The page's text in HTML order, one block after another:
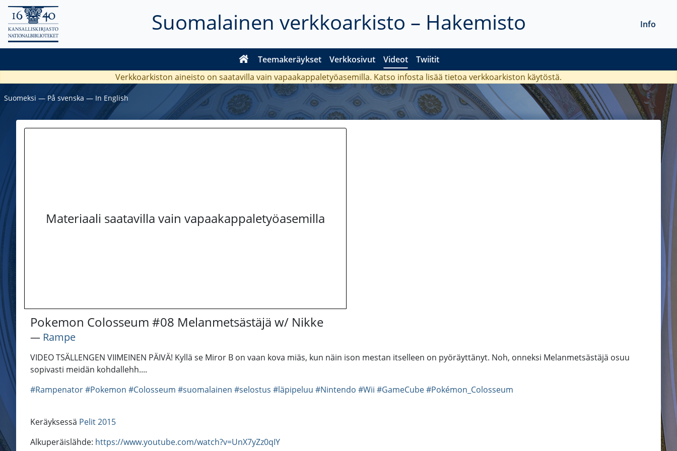
Suomalainen verkkoarkisto – Hakemisto
Teemakeräykset Verkkosivut Videot Twiitit
Info
Verkkoarkiston aineisto on saatavilla vain vapaakappaletyöasemilla. Katso infosta lisää tietoa verkkoarkiston käytöstä.
Suomeksi ― På svenska ― In English
Materiaali saatavilla vain vapaakappaletyöasemilla
Pokemon Colosseum #08 Melanmetsästäjä w/ Nikke
― Rampe
VIDEO TSÄLLENGEN VIIMEINEN PÄIVÄ! Kyllä se Miror B on vaan kova miäs, kun näin ison mestan itselleen on pyöräyttänyt. Noh, onneksi Melanmetsästäjä osuu
sopivasti meidän kohdallehh....
#Rampenator#Pokemon #Colosseum #suomalainen #selostus #läpipeluu #Nintendo #Wii #GameCube#Pokémon_Colosseum
Keräyksessä Pelit 2015
Alkuperäislähde: https://www.youtube.com/watch?v=UnX7yZz0qIY